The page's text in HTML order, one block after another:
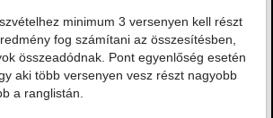
minimum 3 versenyen kell részt
fog számítani az összesítésben,
összeadódnak. Pont egyenlőség esetén
aki több versenyen vesz részt nagyobb
a ranglistán.